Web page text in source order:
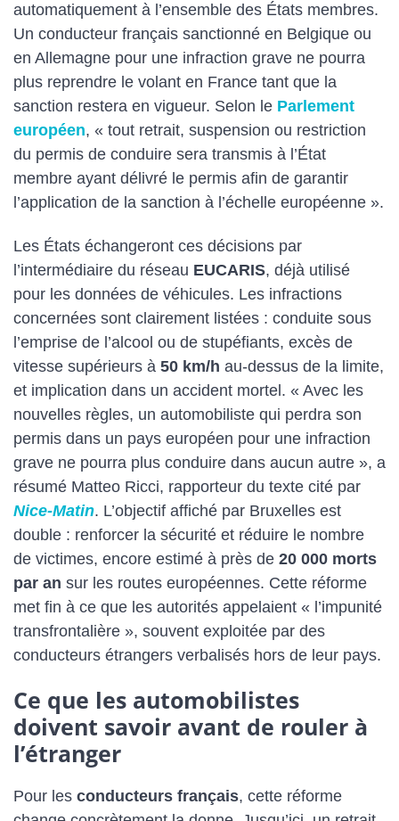
automatiquement à l’ensemble des États membres.
Un conducteur français sanctionné en Belgique ou
en Allemagne pour une infraction grave ne pourra
plus reprendre le volant en France tant que la
sanction restera en vigueur. Selon le Parlement
européen, « tout retrait, suspension ou restriction
du permis de conduire sera transmis à l’État
membre ayant délivré le permis afin de garantir
l’application de la sanction à l’échelle européenne ».
Les États échangeront ces décisions par
l’intermédiaire du réseau EUCARIS, déjà utilisé
pour les données de véhicules. Les infractions
concernées sont clairement listées : conduite sous
l’emprise de l’alcool ou de stupéfiants, excès de
vitesse supérieurs à 50 km/h au-dessus de la limite,
et implication dans un accident mortel. « Avec les
nouvelles règles, un automobiliste qui perdra son
permis dans un pays européen pour une infraction
grave ne pourra plus conduire dans aucun autre », a
résumé Matteo Ricci, rapporteur du texte cité par
Nice-Matin. L’objectif affiché par Bruxelles est
double : renforcer la sécurité et réduire le nombre
de victimes, encore estimé à près de 20 000 morts
par an sur les routes européennes. Cette réforme
met fin à ce que les autorités appelaient « l’impunité
transfrontalière », souvent exploitée par des
conducteurs étrangers verbalisés hors de leur pays.
Ce que les automobilistes
doivent savoir avant de rouler à
l’étranger
Pour les conducteurs français, cette réforme